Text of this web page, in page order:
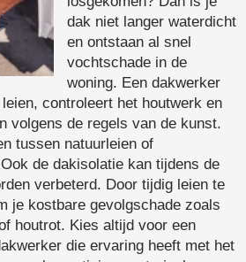
dak niet langer waterdicht
en ontstaan al snel
vochtschade in de
woning. Een dakwerker
controleert het houtwerk en
volgens de regels van de kunst.
tussen natuurleien of
de dakisolatie kan tijdens de
verbeterd. Door tijdig leien te
je kostbare gevolgschade zoals
houtrot. Kies altijd voor een
die ervaring heeft met het